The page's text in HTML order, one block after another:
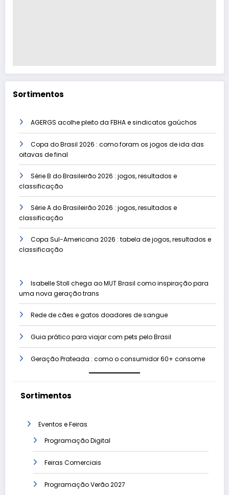
Sortimentos
AGERGS acolhe pleito da FBHA e sindicatos gaúchos
Copa do Brasil 2026 : como foram os jogos de ida das
oitavas de final
Série B do Brasileirão 2026 : jogos, resultados e
classificação
Série A do Brasileirão 2026 : jogos, resultados e
classificação
Copa Sul-Americana 2026 : tabela de jogos, resultados e
classificação
Isabelle Stoll chega ao MUT Brasil como inspiração para
uma nova geração trans
Rede de cães e gatos doadores de sangue
Guia prático para viajar com pets pelo Brasil
Geração Prateada : como o consumidor 60+ consome
Sortimentos
Eventos e Feiras
Programação Digital
Feiras Comerciais
Programação Verão 2027